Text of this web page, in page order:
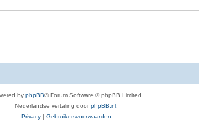
i
by phpBB® Forum Software © phpBB Limited
Nederlandse vertaling doorphpBB.nl
Privacy | Gebruikersvoorwaarden